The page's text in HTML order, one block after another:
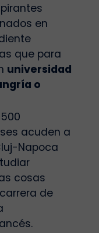
en
que para
universidad
o
acuden a
Napoca
cosas
de